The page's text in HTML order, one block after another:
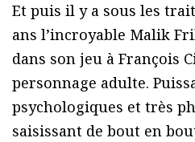
Et puis il y a sous les
ans l’incroyable Malik
dans son jeu à François
personnage adulte.
psychologiques et très
saisissant de bout en